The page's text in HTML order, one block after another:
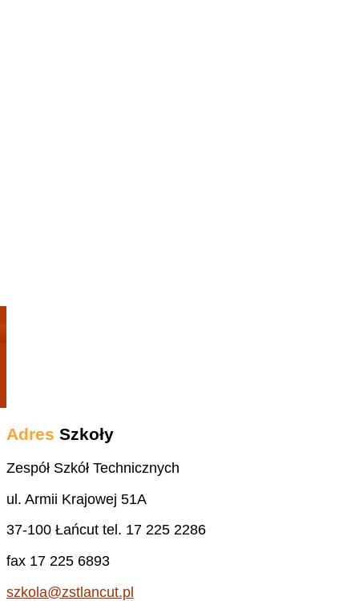
Adres Szkoły
Zespół Szkół Technicznych
ul. Armii Krajowej 51A
37-100 Łańcut tel. 17 225 2286
fax 17 225 6893
szkola@zstlancut.pl